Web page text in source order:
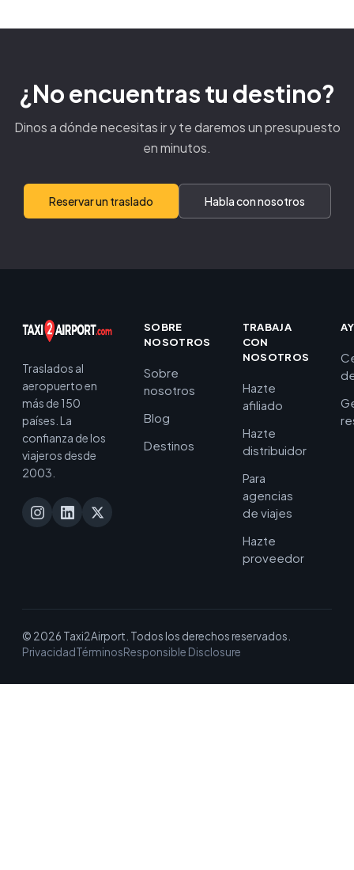
¿No encuentras tu destino?
Dinos a dónde necesitas ir y te daremos un presupuesto
en minutos.
Reservar un traslado Habla con nosotros
Traslados al
aeropuerto en
más de 150
países. La
confianza de los
viajeros desde
2003.
SOBRE
NOSOTROS
Sobre
nosotros
Blog
Destinos
TRABAJA
CON
NOSOTROS
Hazte
afiliado
Hazte
distribuidor
Para
agencias
de viajes
Hazte
proveedor
© 2026 Taxi2Airport. Todos los derechos reservados.
PrivacidadTérminosResponsible Disclosure